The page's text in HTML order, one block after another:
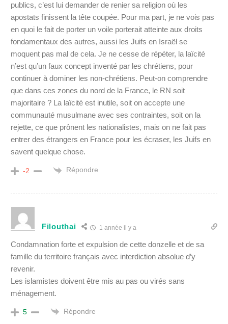
publics, c’est lui demander de renier sa religion où les
apostats finissent la tête coupée. Pour ma part, je ne vois pas
en quoi le fait de porter un voile porterait atteinte aux droits
fondamentaux des autres, aussi les Juifs en Israël se
moquent pas mal de cela. Je ne cesse de répéter, la laïcité
n’est qu’un faux concept inventé par les chrétiens, pour
continuer à dominer les non-chrétiens. Peut-on comprendre
que dans ces zones du nord de la France, le RN soit
majoritaire ? La laïcité est inutile, soit on accepte une
communauté musulmane avec ses contraintes, soit on la
rejette, ce que prônent les nationalistes, mais on ne fait pas
entrer des étrangers en France pour les écraser, les Juifs en
savent quelque chose.
-2 Répondre
Filouthai 1 année il y a
Condamnation forte et expulsion de cette donzelle et de sa
famille du territoire français avec interdiction absolue d’y
revenir.
Les islamistes doivent être mis au pas ou virés sans
ménagement.
5 Répondre